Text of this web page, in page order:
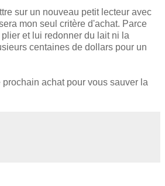
sur un nouveau petit lecteur avec
mon seul critère d'achat. Parce
et lui redonner du lait ni la
centaines de dollars pour un
achat pour vous sauver la